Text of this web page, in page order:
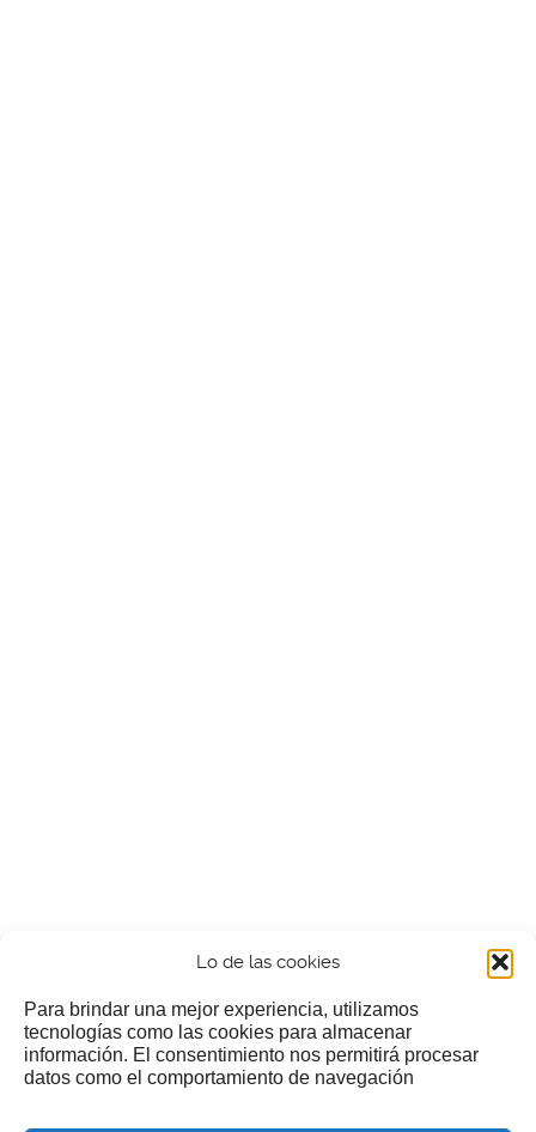
Lo de las cookies
Para brindar una mejor experiencia, utilizamos
tecnologías como las cookies para almacenar
información. El consentimiento nos permitirá procesar
datos como el comportamiento de navegación
¿Nos invitas a un cafecillo?